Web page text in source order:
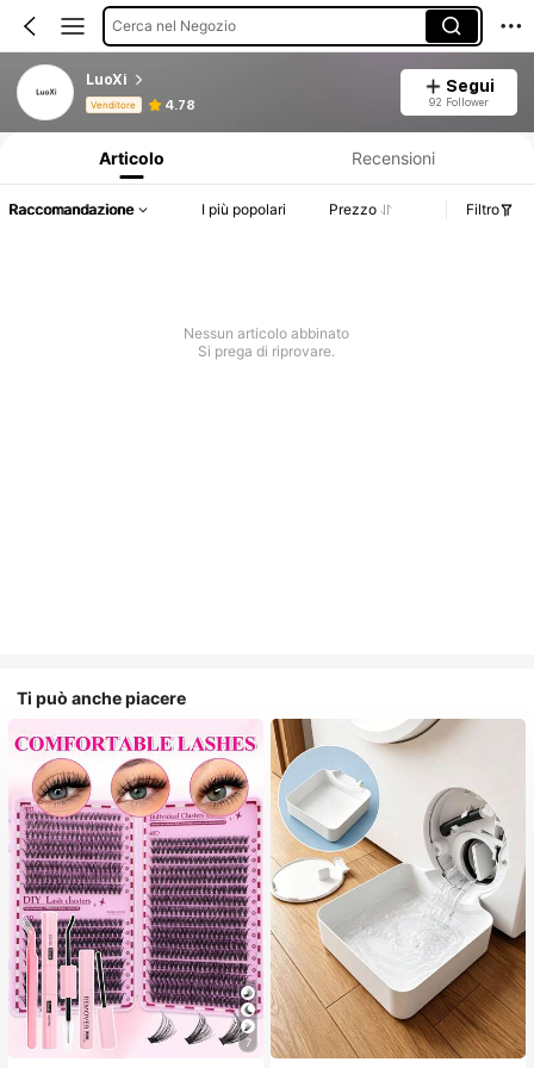
Cerca nel Negozio
LuoXi
Venditore 4.78
Segui
92 Follower
Articolo Recensioni
Raccomandazione I più popolari Prezzo Filtro
Nessun articolo abbinato
Si prega di riprovare.
Ti può anche piacere
7